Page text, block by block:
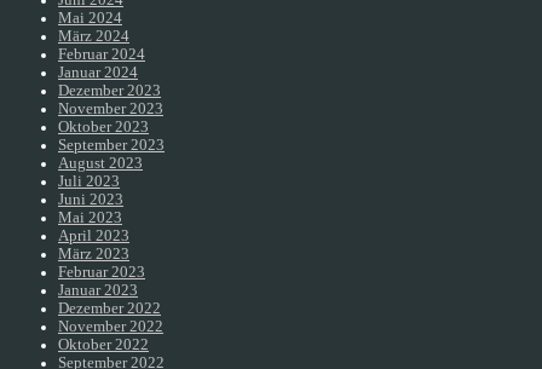
Mai 2024
März 2024
Februar 2024
Januar 2024
Dezember 2023
November 2023
Oktober 2023
September 2023
August 2023
Juli 2023
Juni 2023
Mai 2023
April 2023
März 2023
Februar 2023
Januar 2023
Dezember 2022
November 2022
Oktober 2022
September 2022